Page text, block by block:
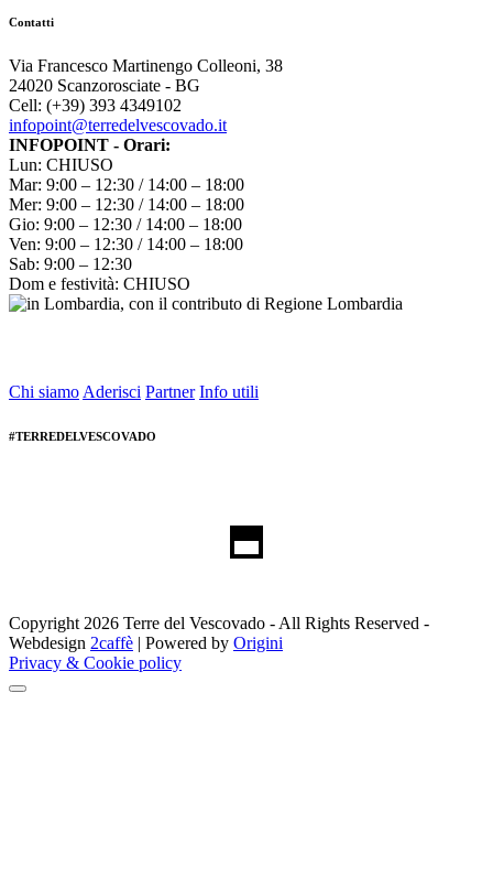
Contatti
Via Francesco Martinengo Colleoni, 38
24020 Scanzorosciate - BG
Cell: (+39) 393 4349102
infopoint@terredelvescovado.it
INFOPOINT - Orari:
Lun: CHIUSO
Mar: 9:00 – 12:30 / 14:00 – 18:00
Mer: 9:00 – 12:30 / 14:00 – 18:00
Gio: 9:00 – 12:30 / 14:00 – 18:00
Ven: 9:00 – 12:30 / 14:00 – 18:00
Sab: 9:00 – 12:30
Dom e festività: CHIUSO
Chi siamo Aderisci Partner Info utili
#TERREDELVESCOVADO
Copyright 2026 Terre del Vescovado - All Rights Reserved -
Webdesign 2caffè | Powered by Origini
Privacy & Cookie policy